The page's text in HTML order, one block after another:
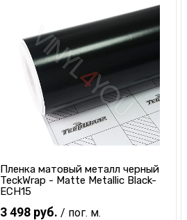
Купить в 1 клик К сравнению
В избранное
Пленка матовый металл черный
TeckWrap - Matte Metallic Black-
ECH15
3 498 руб. / пог. м.